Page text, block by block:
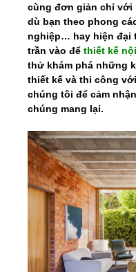
cùng đơn giản chỉ với
dù bạn theo phong
nghiệp… hay hiện đại
trần vào để thiết kế
thử khám phá những
thiết kế và thi công
chúng tôi để cảm
chúng mang lại.